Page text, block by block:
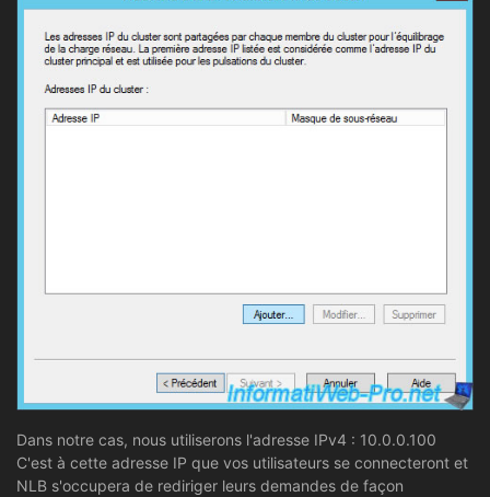
Dans notre cas, nous utiliserons l'adresse IPv4 : 10.0.0.100
C'est à cette adresse IP que vos utilisateurs se connecteront et
NLB s'occupera de rediriger leurs demandes de façon